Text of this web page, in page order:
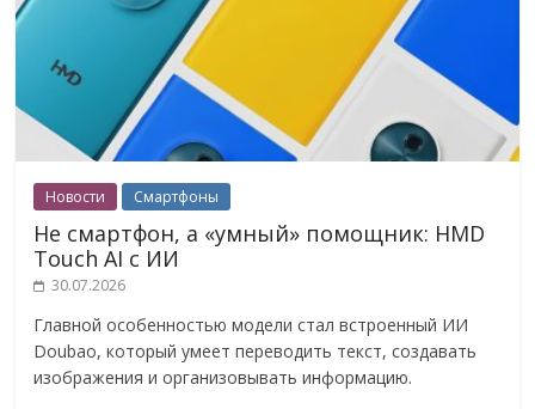
Новости Смартфоны
Не смартфон, а «умный» помощник: HMD
Touch AI с ИИ
30.07.2026
Главной особенностью модели стал встроенный ИИ
Doubao, который умеет переводить текст, создавать
изображения и организовывать информацию.